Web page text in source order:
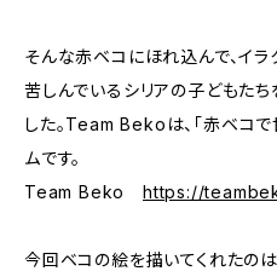
そんな赤ベコにほれ込んで、イ
苦しんでいるシリアの子どもたち
した。Team Bekoは、「赤ベコ
ムです。
Team Bekohttps://
今回ベコの絵を描いてくれたの